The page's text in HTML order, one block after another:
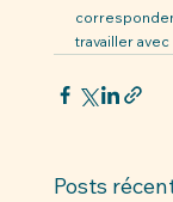
travailler avec
Posts